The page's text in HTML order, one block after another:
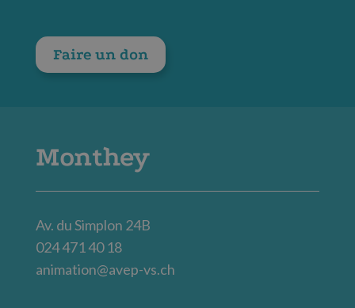
Faire un don
Monthey
Av. du Simplon 24B
024 471 40 18
animation@avep-vs.ch